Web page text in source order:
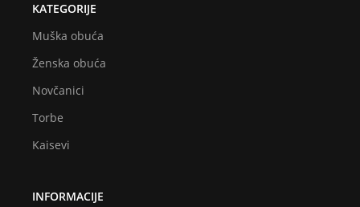
KATEGORIJE
Muška obuća
Ženska obuća
Novčanici
Torbe
Kaisevi
INFORMACIJE